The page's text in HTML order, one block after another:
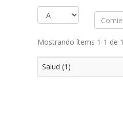
Mostrando ítems 1-1 de 1
Salud (1)